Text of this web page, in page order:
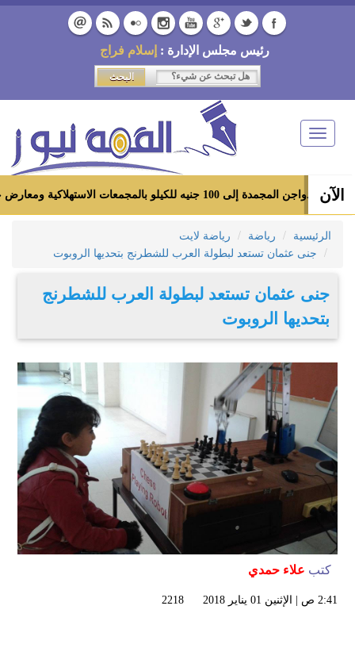
رئيس مجلس الإدارة : إسلام فراج
Toggle
navigation
الآن
بالمجمعات الاستهلاكية ومعارض «أهلاً رمضان»
الرئيسية رياضة
رياضة لايت
جنى عثمان تستعد لبطولة العرب للشطرنج بتحديها الروبوت
جنى عثمان تستعد لبطولة العرب للشطرنج
بتحديها الروبوت
كتب علاء حمدي
2:41 ص | الإثنين 01 يناير 2018 2218